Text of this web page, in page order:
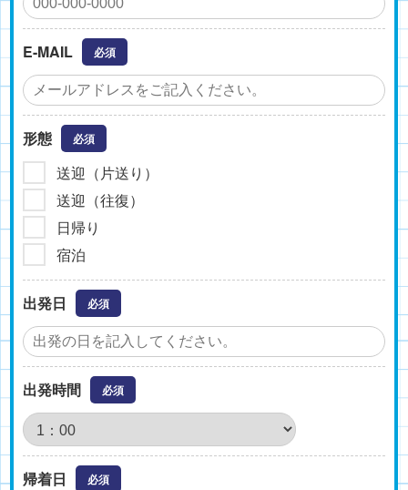
E-MAIL 必須
形態 必須
送迎（片送り）
送迎（往復）
日帰り
宿泊
出発日 必須
出発時間 必須
帰着日 必須